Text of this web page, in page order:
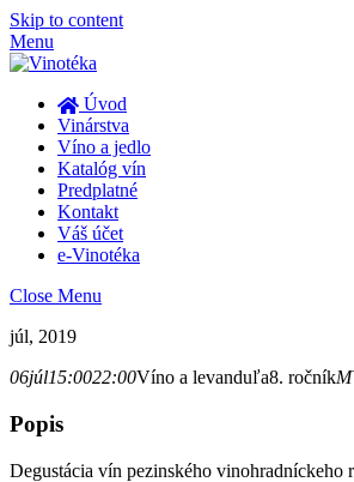
Skip to content
Menu
Úvod
Vinárstva
Víno a jedlo
Katalóg vín
Predplatné
Kontakt
Váš účet
e-Vinotéka
Close Menu
júl, 2019
06júl15:0022:00Víno a levanduľa8. ročník
Popis
Degustácia vín pezinského